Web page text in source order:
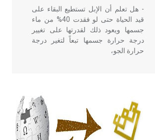
- هل تعلم أن الإبل تستطيع البقاء على
قيد الحياة حتى لو فقدت 40% من ماء
جسمها ويعود ذلك لقدرتها على تغيير
درجة حرارة جسمها تبعاً لتغير درجة
حرارة الجو،
أربعة مؤلفات هي: الحكم، الأدلة، تنظيم
التغذية، ورسالته في جروح الرأس.
ويعود له الفضل بأنه حرر الطب من
الدين والفلسفة.